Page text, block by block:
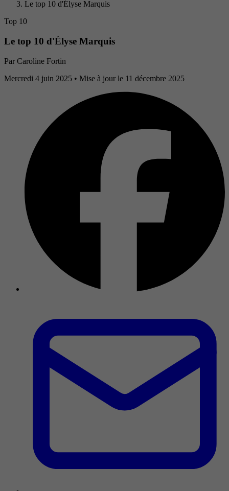
Le top 10 d'Élyse Marquis
Top 10
Le top 10 d'Élyse Marquis
Par Caroline Fortin
Mercredi 4 juin 2025 • Mise à jour le 11 décembre 2025